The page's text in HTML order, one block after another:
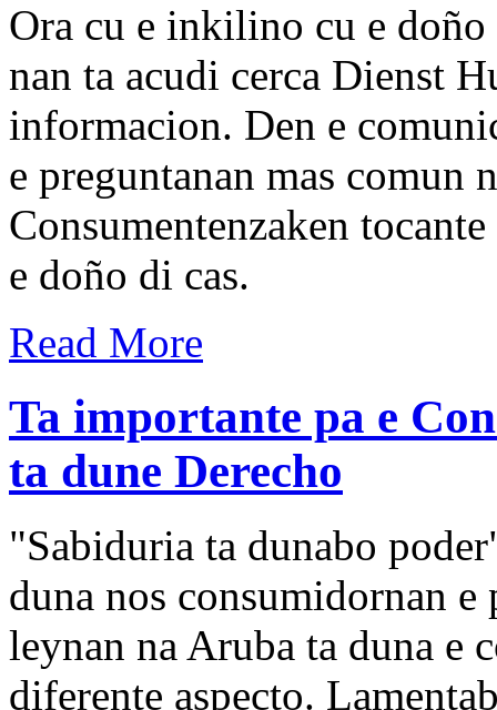
Ora cu e inkilino cu e
nan ta acudi cerca Dienst
informacion. Den e
e preguntanan mas comun
Consumentenzaken
e doño di cas.
Read More
Ta importante pa e
ta dune Derecho
"Sabiduria ta dunabo
duna nos consumidornan e
leynan na Aruba ta duna e
diferente aspecto.